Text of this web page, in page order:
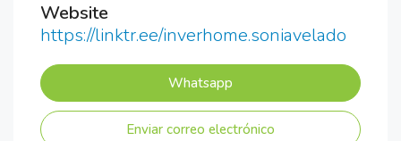
Website
https://linktr.ee/inverhome.soniavelado
Whatsapp
Enviar correo electrónico